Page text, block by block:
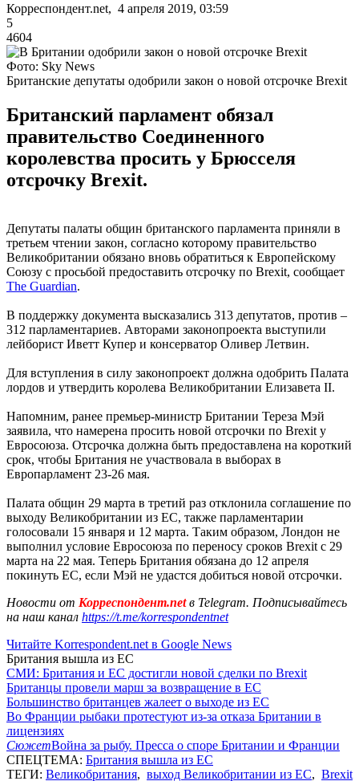
Корреспондент.net, 4 апреля 2019, 03:59
5
4604
Фото: Sky News
Британские депутаты одобрили закон о новой отсрочке Brexit
Британский парламент обязал
правительство Соединенного
королевства просить у Брюсселя
отсрочку Brexit.
Депутаты палаты общин британского парламента приняли в
третьем чтении закон, согласно которому правительство
Великобритании обязано вновь обратиться к Европейскому
Союзу с просьбой предоставить отсрочку по Brexit, сообщает
The Guardian.
В поддержку документа высказались 313 депутатов, против –
312 парламентариев. Авторами законопроекта выступили
лейборист Иветт Купер и консерватор Оливер Летвин.
Для вступления в силу законопроект должна одобрить Палата
лордов и утвердить королева Великобритании Елизавета II.
Напомним, ранее премьер-министр Британии Тереза Мэй
заявила, что намерена просить новой отсрочки по Brexit у
Евросоюза. Отсрочка должна быть предоставлена на короткий
срок, чтобы Британия не участвовала в выборах в
Европарламент 23-26 мая.
Палата общин 29 марта в третий раз отклонила соглашение по
выходу Великобритании из ЕС, также парламентарии
голосовали 15 января и 12 марта. Таким образом, Лондон не
выполнил условие Евросоюза по переносу сроков Brexit с 29
марта на 22 мая. Теперь Британия обязана до 12 апреля
покинуть ЕС, если Мэй не удастся добиться новой отсрочки.
Новости от Корреспондент.netв Telegram. Подписывайтесь
на наш канал https://t.me/korrespondentnet
Читайте Korrespondent.net в Google News
Британия вышла из ЕС
СМИ: Британия и ЕС достигли новой сделки по Brexit
Британцы провели марш за возвращение в ЕС
Большинство британцев жалеет о выходе из ЕС
Во Франции рыбаки протестуют из-за отказа Британии в
лицензиях
СюжетВойна за рыбу. Пресса о споре Британии и Франции
СПЕЦТЕМА: Британия вышла из ЕС
ТЕГИ: Великобритания, выход Великобритании из ЕС, Brexit